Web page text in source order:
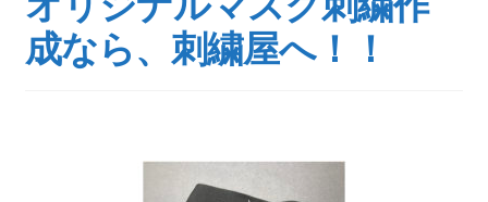
成なら、刺繍屋へ！！